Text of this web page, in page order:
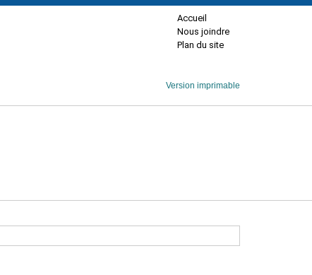
Accueil
Nous joindre
Plan du site
Version imprimable